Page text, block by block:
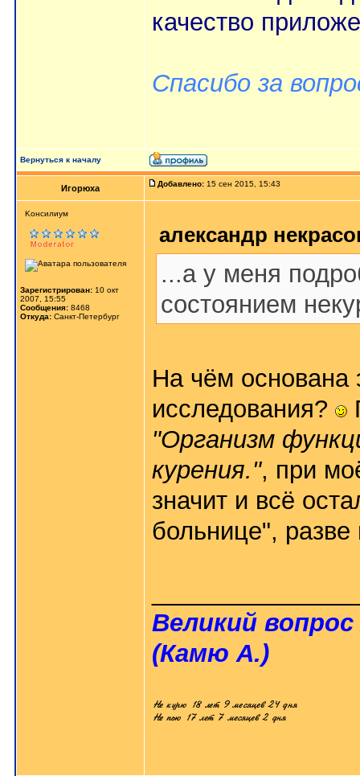
качество
Спасибо за
Вернуться к началу
Игорюха Добавлено: 15 сен 2015, 15:43
Kонсилиум
Зарегистрирован: 10 окт
2007, 15:55
Сообщения: 8468
Откуда: Санкт-Петербург
александр
...а у меня
состоянием
На чём основана
исследования?
"Организм
курения.", при
значит и всё
больнице", разве
Великий
(Камю А.)